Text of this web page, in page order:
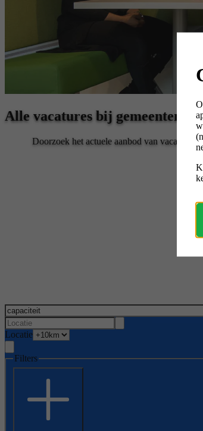
Alle vacatures bij gemeenten
Doorzoek het actuele aanbod van vacatures,
Locatie
Filters